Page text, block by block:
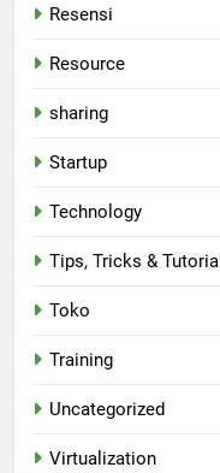
Resensi
Resource
sharing
Startup
Technology
Tips, Tricks & Tutorial
Toko
Training
Uncategorized
Virtualization